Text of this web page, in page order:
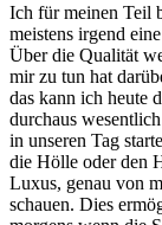
Ich für meinen Teil
meistens irgend
Über die Qualität
mir zu tun hat
das kann ich heute
durchaus
in unseren Tag
die Hölle oder den
Luxus, genau von
schauen. Dies